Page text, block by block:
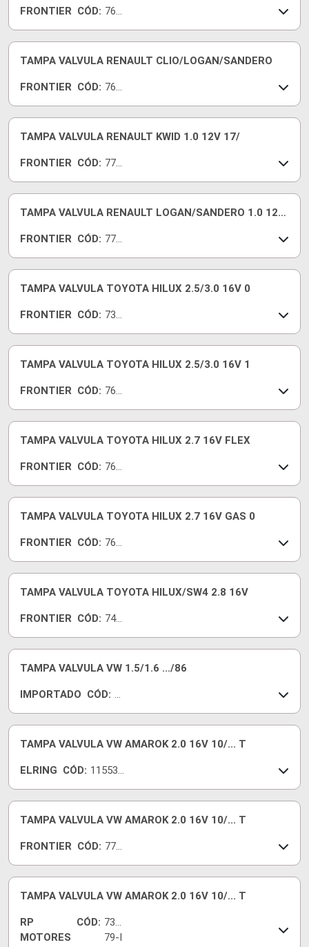
FRONTIER CÓD: 769
TAMPA VALVULA RENAULT CLIO/LOGAN/SANDERO
FRONTIER CÓD: 769
TAMPA VALVULA RENAULT KWID 1.0 12V 17/
FRONTIER CÓD: 772
TAMPA VALVULA RENAULT LOGAN/SANDERO 1.0 12V
FRONTIER CÓD: 772
TAMPA VALVULA TOYOTA HILUX 2.5/3.0 16V 0
FRONTIER CÓD: 730
TAMPA VALVULA TOYOTA HILUX 2.5/3.0 16V 1
FRONTIER CÓD: 769
TAMPA VALVULA TOYOTA HILUX 2.7 16V FLEX
FRONTIER CÓD: 769
TAMPA VALVULA TOYOTA HILUX 2.7 16V GAS 0
FRONTIER CÓD: 769
TAMPA VALVULA TOYOTA HILUX/SW4 2.8 16V
FRONTIER CÓD: 741
TAMPA VALVULA VW 1.5/1.6 .../86
IMPORTADO CÓD: D
F5
12
TAMPA VALVULA VW AMAROK 2.0 16V 10/... T
ELRING CÓD: 115530
TAMPA VALVULA VW AMAROK 2.0 16V 10/... T
FRONTIER CÓD: 770
TAMPA VALVULA VW AMAROK 2.0 16V 10/... T
RP
MOTORES
CÓD: 730
79-I